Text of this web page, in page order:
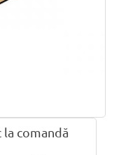
comandă